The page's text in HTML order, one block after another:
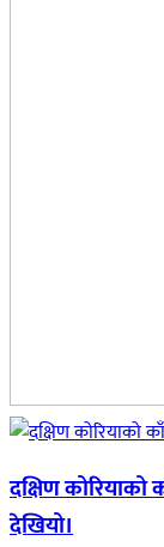
दक्षिण
देखियो।